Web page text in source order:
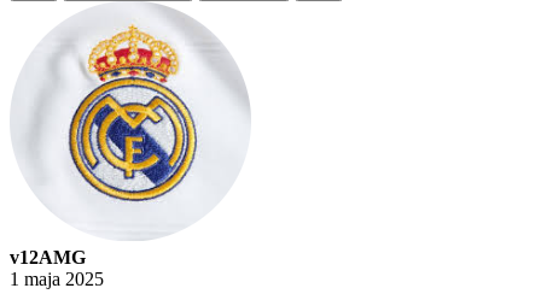
v12AMG
1 maja 2025